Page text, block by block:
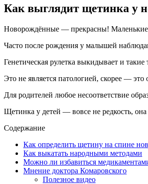
Как выглядит щетинка у
Новорождённые — прекрасны! Маленькие
Часто после рождения у малышей
Генетическая рулетка выкидывает и
Это не является патологией, скорее — это
Для родителей любое несоответствие
Щетинка у детей — вовсе не редкость,
Содержание
Как определить щетину на спине
Как выкатать народными методами
Можно ли избавиться
Мнение доктора Комаровского
Полезное видео